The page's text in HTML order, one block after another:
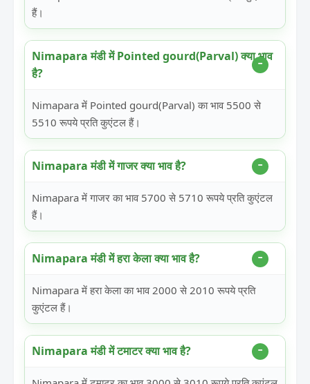
हैं।
Nimapara मंडी में Pointed gourd(Parval) क्या भाव
है?
Nimapara में Pointed gourd(Parval) का भाव 5500 से
5510 रूपये प्रति कुएंटल हैं।
Nimapara मंडी में गाजर क्या भाव है?
Nimapara में गाजर का भाव 5700 से 5710 रूपये प्रति कुएंटल
हैं।
Nimapara मंडी में हरा केला क्या भाव है?
Nimapara में हरा केला का भाव 2000 से 2010 रूपये प्रति
कुएंटल हैं।
Nimapara मंडी में टमाटर क्या भाव है?